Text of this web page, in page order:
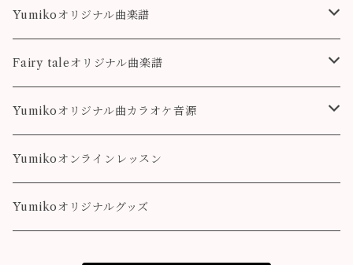
Destiny
Destiny
colorful
Fairy tale
こもれび
Yumikoオリジナル曲楽譜
Pleasure
Destiny
colorful
Fairy taleオリジナル曲楽譜
Landscape
Fairy Song
Yumikoオリジナル曲カラオケ音源
Pleasure
Destiny
Yumikoオンラインレッスン
Yumikoオリジナルグッズ